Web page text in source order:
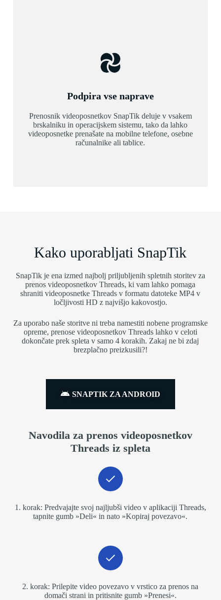
Podpira vse naprave
Prenosnik videoposnetkov SnapTik deluje v vsakem
brskalniku in operacijskem sistemu, tako da lahko
videoposnetke prenašate na mobilne telefone, osebne
računalnike ali tablice.
Kako uporabljati SnapTik
SnapTik je ena izmed najbolj priljubljenih spletnih storitev za
prenos videoposnetkov Threads, ki vam lahko pomaga
shraniti videoposnetke Threads v formatu datoteke MP4 v
ločljivosti HD z najvišjo kakovostjo.
Za uporabo naše storitve ni treba namestiti nobene programske
opreme, prenose videoposnetkov Threads lahko v celoti
dokončate prek spleta v samo 4 korakih. Zakaj ne bi zdaj
brezplačno preizkusili?!
SNAPTIK ZA ANDROID
Navodila za prenos videoposnetkov
Threads iz spleta
1. korak: Predvajajte svoj najljubši video v aplikaciji Threads,
tapnite gumb »Deli« in nato »Kopiraj povezavo«.
2. korak: Prilepite video povezavo v vrstico za prenos na
domači strani in pritisnite gumb »Prenesi«.